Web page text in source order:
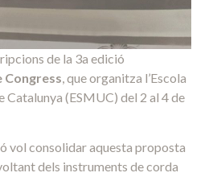
de la 3a edició
Congress, que organitza l’Escola
Catalunya (ESMUC) del 2 al 4 de
vol consolidar aquesta proposta
dels instruments de corda